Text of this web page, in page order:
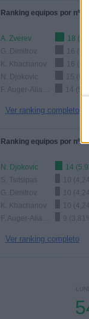
Ranking equipos por nº
A. Zverev
18
G. Dimitrov
16
K. Khachanov
16
N. Djokovic
15
14
Ver ranking completo
Ranking equipos por nº
N. Djokovic
14
S. Tsitsipas
10
G. Dimitrov
10
K. Khachanov
10
9
Ver ranking completo